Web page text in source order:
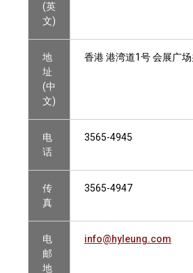
(英
文)
地
址
(中
文)
香港 港湾道1号 会展广
电
话
3565-4945
传
真
3565-4947
电
邮
地
info@hyleung.com